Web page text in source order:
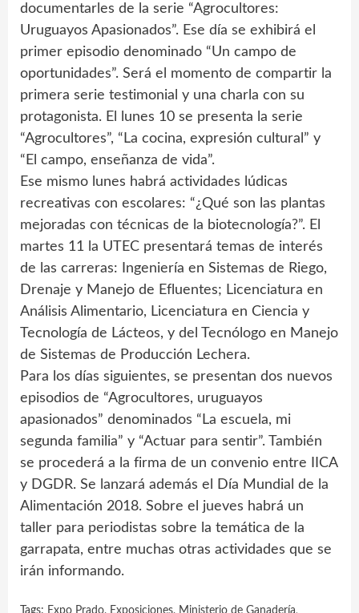
documentarles de la serie “Agrocultores:
Uruguayos Apasionados”. Ese día se exhibirá el
primer episodio denominado “Un campo de
oportunidades”. Será el momento de compartir la
primera serie testimonial y una charla con su
protagonista. El lunes 10 se presenta la serie
“Agrocultores”, “La cocina, expresión cultural” y
“El campo, enseñanza de vida”.
Ese mismo lunes habrá actividades lúdicas
recreativas con escolares: “¿Qué son las plantas
mejoradas con técnicas de la biotecnología?”. El
martes 11 la UTEC presentará temas de interés
de las carreras: Ingeniería en Sistemas de Riego,
Drenaje y Manejo de Efluentes; Licenciatura en
Análisis Alimentario, Licenciatura en Ciencia y
Tecnología de Lácteos, y del Tecnólogo en Manejo
de Sistemas de Producción Lechera.
Para los días siguientes, se presentan dos nuevos
episodios de “Agrocultores, uruguayos
apasionados” denominados “La escuela, mi
segunda familia” y “Actuar para sentir”. También
se procederá a la firma de un convenio entre IICA
y DGDR. Se lanzará además el Día Mundial de la
Alimentación 2018. Sobre el jueves habrá un
taller para periodistas sobre la temática de la
garrapata, entre muchas otras actividades que se
irán informando.
Tags: Expo Prado, Exposiciones, Ministerio de Ganadería‚